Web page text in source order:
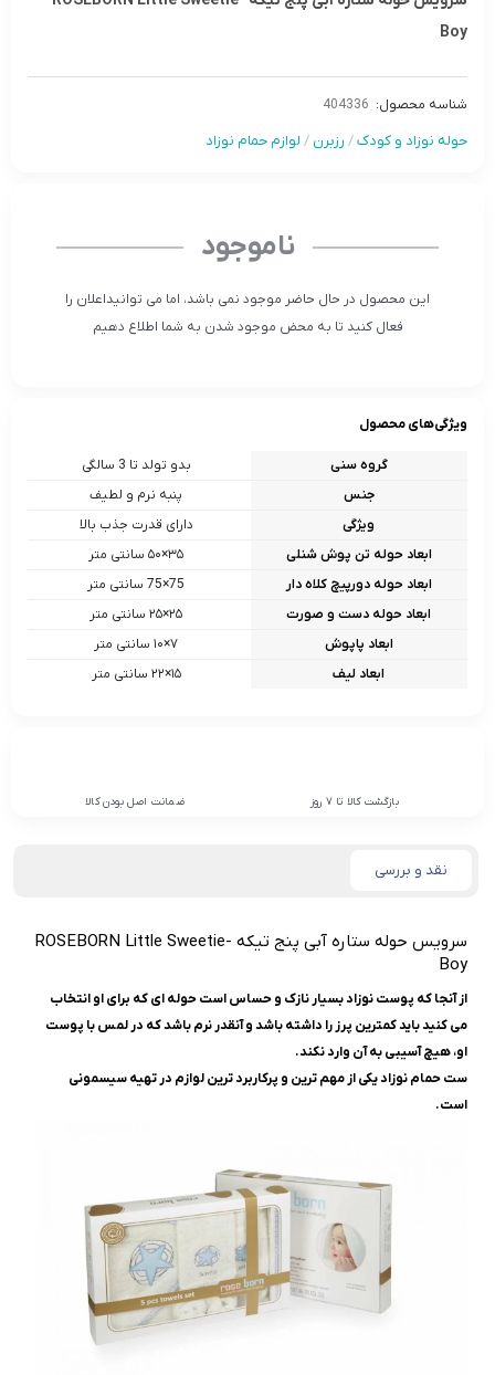
Boy
شناسه محصول: 404336
حوله نوزاد و کودک/ رزبرن / لوازم حمام نوزاد
ناموجود
این محصول در حال حاضر موجود نمی باشد، اما می توانیداعلان را
فعال کنید تا به محض موجود شدن به شما اطلاع دهیم
ویژگی‌های محصول
گروه سنی
بدو تولد تا 3 سالگی
جنس
پنبه نرم و لطیف
ویژگی
دارای قدرت جذب بالا
ابعاد حوله تن پوش شنلی
۳۵×۵۰ سانتی متر
ابعاد حوله دورپیچ کلاه دار
75×75 سانتی متر
ابعاد حوله دست و صورت
۲۵×۲۵ سانتی متر
ابعاد پاپوش
۷×۱۰ سانتی متر
ابعاد لیف
۱۵×۲۲ سانتی متر
بازگشت کالا تا 7 روز ضمانت اصل بودن کالا
نقد و بررسی
سرويس حوله ستاره آبى پنج تيکه ROSEBORN Little Sweetie-
Boy
از آنجا که پوست نوزاد بسیار نازک و حساس است حوله‌ ای که برای او انتخاب
می‌ کنید باید کمترین پرز را داشته باشد و آنقدر نرم باشد که در لمس با پوست
او،‌ هیچ آسیبی به آن وارد نکند.
ست حمام نوزاد یکی از مهم ترین و پرکاربرد ترین لوازم در تهیه سیسمونی
است.